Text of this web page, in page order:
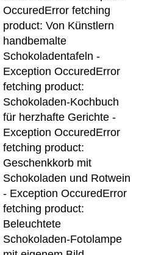
OccuredError fetching
product: Von Künstlern
handbemalte
Schokoladentafeln -
Exception OccuredError
fetching product:
Schokoladen-Kochbuch
für herzhafte Gerichte -
Exception OccuredError
fetching product:
Geschenkkorb mit
Schokoladen und Rotwein
- Exception OccuredError
fetching product:
Beleuchtete
Schokoladen-Fotolampe